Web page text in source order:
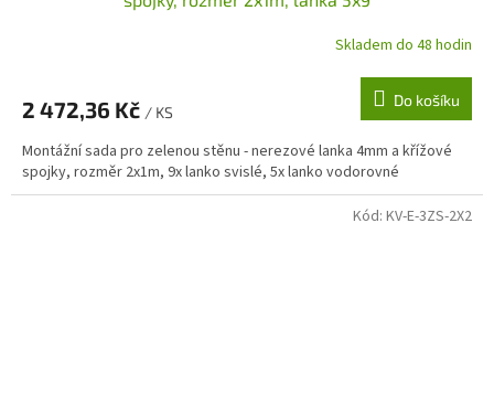
Skladem do 48 hodin
2 472,36 Kč / KS
Do košíku
Montážní sada pro zelenou stěnu - nerezové lanka 4mm a křížové
spojky, rozměr 2x1m, 9x lanko svislé, 5x lanko vodorovné
Kód: KV-E-3ZS-2X2